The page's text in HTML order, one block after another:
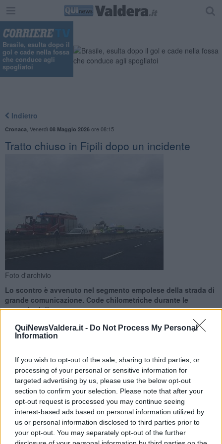
QuiNewsValdera.it - Do Not Process My Personal
Information
If you wish to opt-out of the sale, sharing to third parties, or
processing of your personal or sensitive information for
targeted advertising by us, please use the below opt-out
section to confirm your selection. Please note that after your
opt-out request is processed you may continue seeing
interest-based ads based on personal information utilized by
us or personal information disclosed to third parties prior to
your opt-out. You may separately opt-out of the further
Brasile, esulta dopo il
gol e cade nella fossa
che conduce agli
spogliatoi
Indietro
Cronaca Venerdì 08 Maggio 2026ore 08:15
Tratto chiuso in Fipili dopo un incidente
Foto d'archivio
Lo scontro è avvenuto nel segmento empolese della strada di
grande comunicazione. Code chilometriche durante le
operazioni di soccorso
EMPOLI —Code chilometriche sulla strada di grande
comunicazione Firenze-Pisa-Livorno, in direzione mare, dopo un
incidente avvenuto all'altezza di Empoli centro intorno alle 6,45.
Sul posto i mezzi di soccorso sanitari e meccanici, e per consentire
le operazioni è stato chiuso il tratto della Fipili fra Empoli Est ed
Empoli.